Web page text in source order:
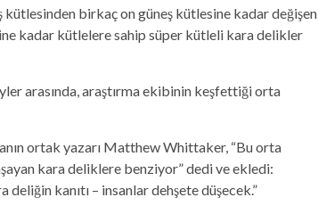
birkaç on güneş kütlesine kadar değişen
kadar kütlelere sahip süper kütleli kara delikler
arasında, araştırma ekibinin keşfettiği orta
ortak yazarı Matthew Whittaker, “Bu orta
kara deliklere benziyor” dedi ve ekledi:
kanıtı – insanlar dehşete düşecek.”